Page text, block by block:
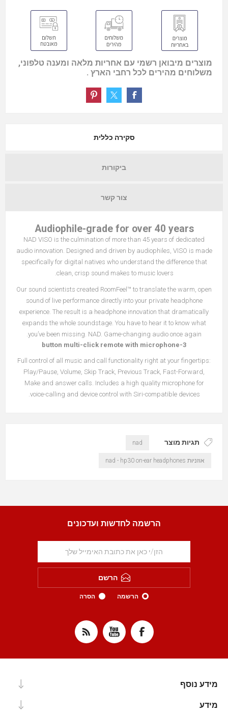
מוצרים מיבואן רשמי עם אחריות מלאה ומענה טלפוני,
משלוחים מהירים לכל רחבי הארץ .
סקירה כללית
ביקורות
צור קשר
Audiophile-grade for over 40 years
NAD VISO is the culmination of more than 45 years of dedicated
audio innovation. Designed and driven by audiophiles, VISO is made
specifically for digital natives who understand the difference that
clean, crisp sound makes to music lovers.
Our sound scientists created RoomFeel™ to translate the warm, open
sound of live performance directly into your private headphone
experience. The result is a headphone innovation that dramatically
expands the whole soundstage. You have to hear it to know what
you’ve been missing. NAD. Game-changing audio once again.
3-button multi-click remote with microphone
Full control of all music and call functionality right at your fingertips:
Play/Pause, Volume, Skip Track, Previous Track, Fast-Forward,
Make and answer calls. Includes a high quality microphone for
voice-calling and device control with Siri-compatible devices.
תגיות מוצר nad
אוזניות nad - hp30 on-ear headphones
הרשמה לחדשות ועדכונים
הרשם
הרשמה הסרה
מידע נוסף
מידע